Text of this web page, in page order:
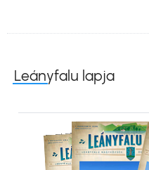
Leányfalu lapja